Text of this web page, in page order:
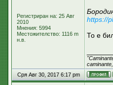
Регистриран на: 25 Авг
2010
Мнения: 5994
Местожителство: 1116 m
н.в.
https://
То е
Сря Авг 30, 2017 6:17 pm